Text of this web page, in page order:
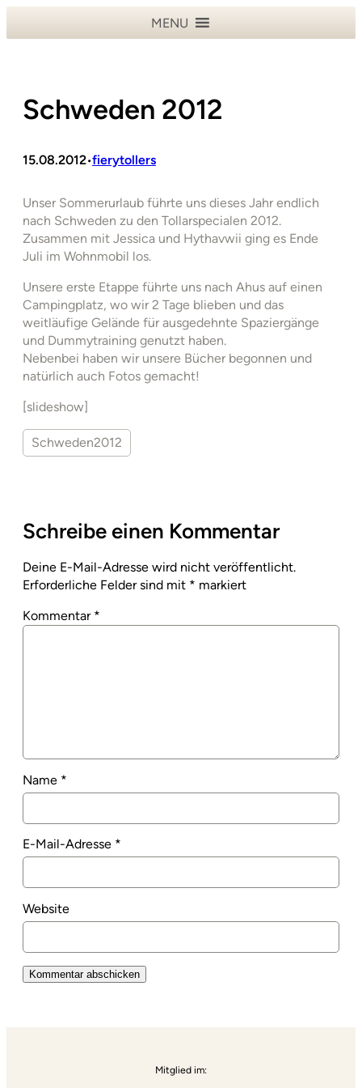
MENU
Schweden 2012
15.08.2012•fierytollers
Unser Sommerurlaub führte uns dieses Jahr endlich
nach Schweden zu den Tollarspecialen 2012.
Zusammen mit Jessica und Hythavwii ging es Ende
Juli im Wohnmobil los.
Unsere erste Etappe führte uns nach Ahus auf einen
Campingplatz, wo wir 2 Tage blieben und das
weitläufige Gelände für ausgedehnte Spaziergänge
und Dummytraining genutzt haben.
Nebenbei haben wir unsere Bücher begonnen und
natürlich auch Fotos gemacht!
[slideshow]
Schweden2012
Schreibe einen Kommentar
Deine E-Mail-Adresse wird nicht veröffentlicht.
Erforderliche Felder sind mit * markiert
Kommentar *
Name *
E-Mail-Adresse *
Website
Mitglied im: